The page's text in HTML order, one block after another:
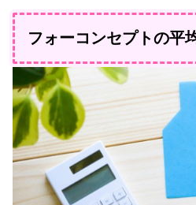
フォーコンセプトの平